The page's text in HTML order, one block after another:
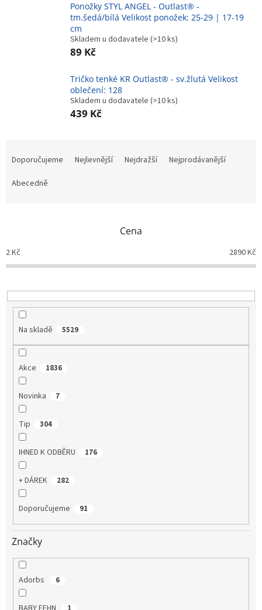
Ponožky STYL ANGEL - Outlast® -
tm.šedá/bílá Velikost ponožek: 25-29 | 17-19
cm
Skladem u dodavatele (>10 ks)
89 Kč
Tričko tenké KR Outlast® - sv.žlutá Velikost
oblečení: 128
Skladem u dodavatele (>10 ks)
439 Kč
o
d
k
t
Doporučujeme Nejlevnější Nejdražší
Nejprodávanější
Abecedně
Cena
2Kč 2890Kč
Na skladě 5529
Akce 1836
Novinka 7
Tip 304
IHNED K ODBĚRU 176
+ DÁREK 282
Doporučujeme 91
Značky
Adorbs 6